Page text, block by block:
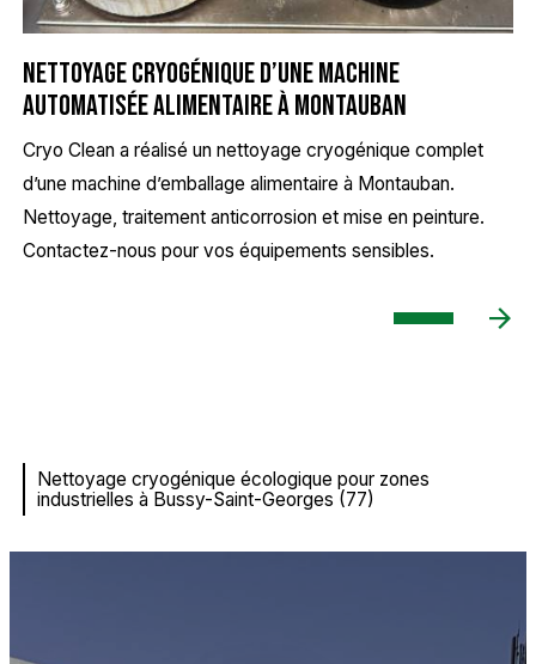
Nettoyage cryogénique d’une machine
automatisée alimentaire à Montauban
Cryo Clean a réalisé un nettoyage cryogénique complet
d’une machine d’emballage alimentaire à Montauban.
Nettoyage, traitement anticorrosion et mise en peinture.
Contactez-nous pour vos équipements sensibles.
Nettoyage cryogénique écologique pour zones
industrielles à Bussy-Saint-Georges (77)